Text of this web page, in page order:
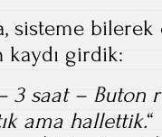
sisteme bilerek
girdik:
3 saat – Buton
ama hallettik.“